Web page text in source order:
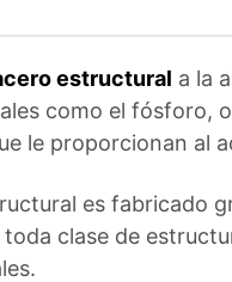
estructural a la
como el fósforo,
le proporcionan al
es fabricado
toda clase de